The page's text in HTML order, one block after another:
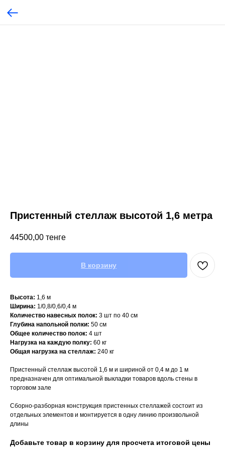
Пристенный стеллаж высотой 1,6 метра
44500,00 тенге
В корзину
Высота: 1,6 м
Ширина: 1/0,8/0,6/0,4 м
Количество навесных полок: 3 шт по 40 см
Глубина напольной полки: 50 см
Общее количество полок: 4 шт
Нагрузка на каждую полку: 60 кг
Общая нагрузка на стеллаж: 240 кг
Пристенный стеллаж высотой 1,6 м и шириной от 0,4 м до 1 м
предназначен для оптимальной выкладки товаров вдоль стены в
торговом зале
Сборно-разборная конструкция пристенных стеллажей состоит из
отдельных элементов и монтируется в одну линию произвольной
длины
Добавьте товар в корзину для просчета итоговой цены